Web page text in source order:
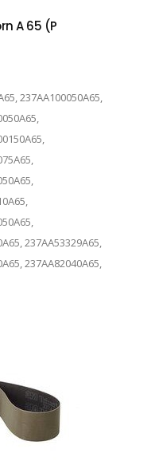
A 65 (P
237AA100050A65,
237AA53329A65,
237AA82040A65,